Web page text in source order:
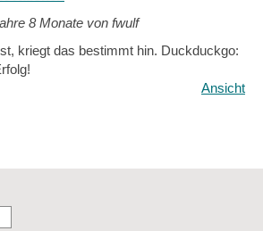
8 Monate von fwulf
kriegt das bestimmt hin. Duckduckgo:
Ansicht